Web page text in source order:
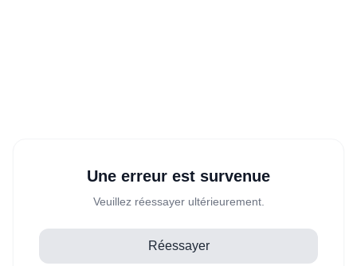
Une erreur est survenue
Veuillez réessayer ultérieurement.
Réessayer